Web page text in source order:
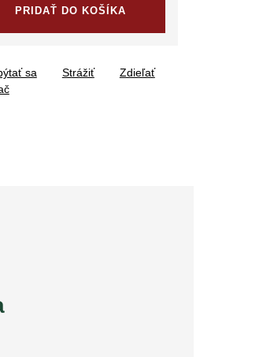
PRIDAŤ DO KOŠÍKA
sa Strážiť Zdieľať